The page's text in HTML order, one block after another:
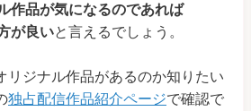
作品が気になるのであれば
が良いと言えるでしょう。
リジナル作品があるのか知りたい
独占配信作品紹介ページで確認で